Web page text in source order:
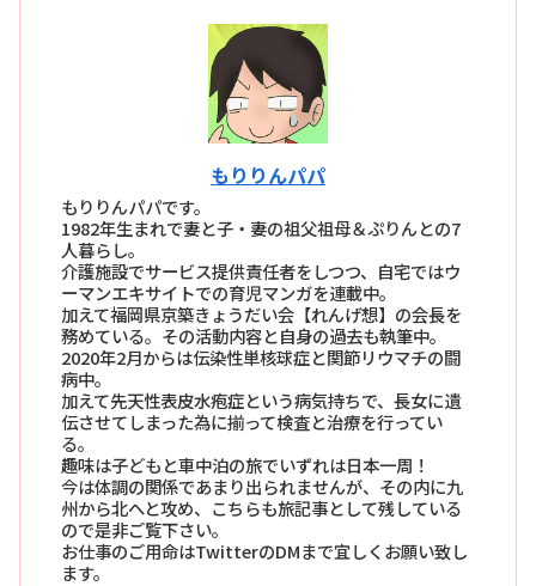
もりりんパパ
もりりんパパです。
1982年生まれで妻と子・妻の祖父祖母＆ぷりんとの7
人暮らし。
介護施設でサービス提供責任者をしつつ、自宅ではウ
ーマンエキサイトでの育児マンガを連載中。
加えて福岡県京築きょうだい会【れんげ想】の会長を
務めている。その活動内容と自身の過去も執筆中。
2020年2月からは伝染性単核球症と関節リウマチの闘
病中。
加えて先天性表皮水疱症という病気持ちで、長女に遺
伝させてしまった為に揃って検査と治療を行ってい
る。
趣味は子どもと車中泊の旅でいずれは日本一周！
今は体調の関係であまり出られませんが、その内に九
州から北へと攻め、こちらも旅記事として残している
ので是非ご覧下さい。
お仕事のご用命はTwitterのDMまで宜しくお願い致し
ます。